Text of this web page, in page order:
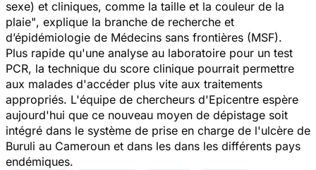
sexe) et cliniques, comme la taille et la couleur de la
plaie", explique la branche de recherche et
d’épidémiologie de Médecins sans frontières (MSF).
Plus rapide qu'une analyse au laboratoire pour un test
PCR, la technique du score clinique pourrait permettre
aux malades d'accéder plus vite aux traitements
appropriés. L'équipe de chercheurs d'Epicentre espère
aujourd'hui que ce nouveau moyen de dépistage soit
intégré dans le système de prise en charge de l'ulcère de
Buruli au Cameroun et dans les dans les différents pays
endémiques.